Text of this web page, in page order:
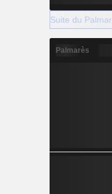
Suite du
Palmarès